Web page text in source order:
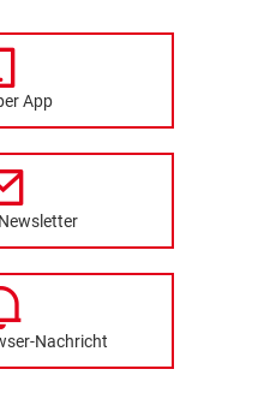
App
Nachricht